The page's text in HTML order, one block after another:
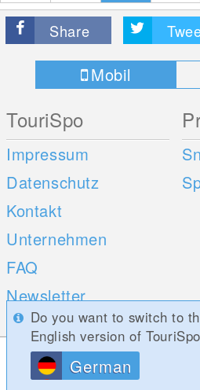
Share
Mobil
TouriSpo
Impressum
Datenschutz
Kontakt
Unternehmen
FAQ
Newsletter
Umfragen
Mobile Apps
Do you want to switch to
English version of
German
Diese Website
die bestmögliche